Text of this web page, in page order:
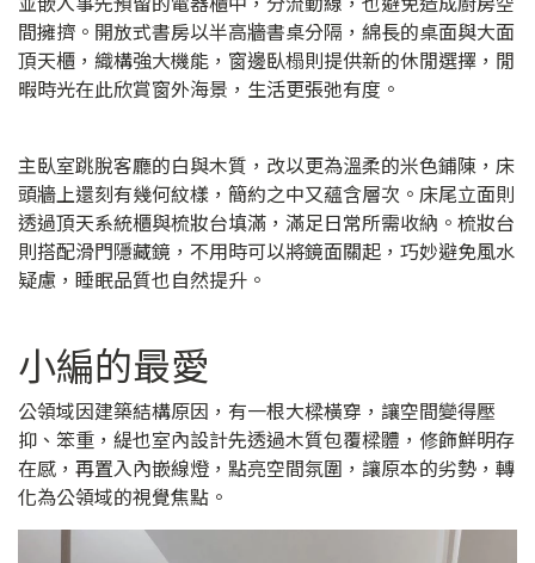
間擁擠。開放式書房以半高牆書桌分隔，綿長的桌面與大面
頂天櫃，織構強大機能，窗邊臥榻則提供新的休閒選擇，閒
暇時光在此欣賞窗外海景，生活更張弛有度。
主臥室跳脫客廳的白與木質，改以更為溫柔的米色鋪陳，床
頭牆上還刻有幾何紋樣，簡約之中又蘊含層次。床尾立面則
透過頂天系統櫃與梳妝台填滿，滿足日常所需收納。梳妝台
則搭配滑門隱藏鏡，不用時可以將鏡面關起，巧妙避免風水
疑慮，睡眠品質也自然提升。
小編的最愛
公領域因建築結構原因，有一根大樑橫穿，讓空間變得壓
抑、笨重，緹也室內設計先透過木質包覆樑體，修飾鮮明存
在感，再置入內嵌線燈，點亮空間氛圍，讓原本的劣勢，轉
化為公領域的視覺焦點。